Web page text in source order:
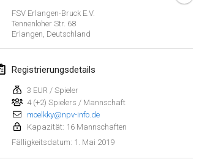
FSV Erlangen-Bruck E.V.
Tennenloher Str. 68
Erlangen Deutschland
Registrierungsdetails
3 EUR / Spieler
4 (+2) Spielers / Mannschaft
moelkky@npv-info.de
Kapazität: 16 Mannschaften
Fälligkeitsdatum: 1. Mai 2019
Februar 2019
2. Feb. 2019|Finnland
Lumi Mölkky
9. Feb. 2019| Finnland
Tournoi de la St Valentin